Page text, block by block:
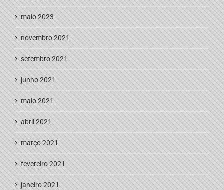
maio 2023
novembro 2021
setembro 2021
junho 2021
maio 2021
abril 2021
março 2021
fevereiro 2021
janeiro 2021